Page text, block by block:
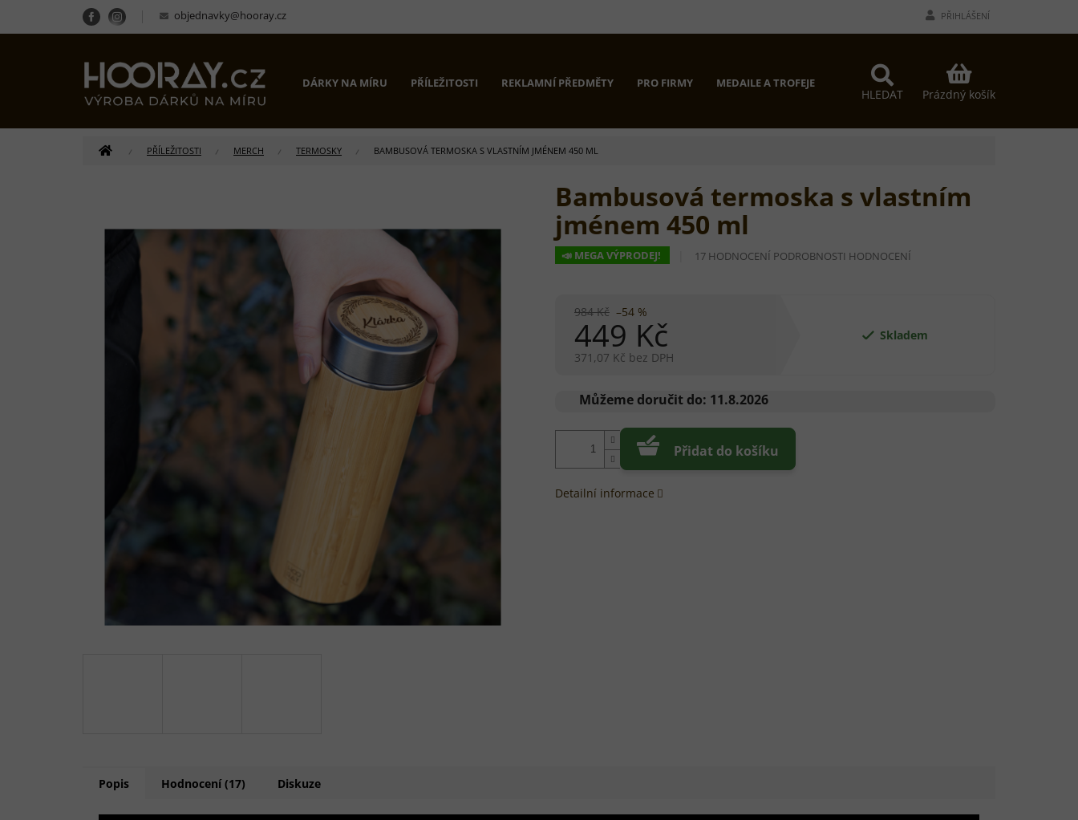
obsah
objednavky@hooray.cz PŘIHLÁŠENÍ
HLEDAT
NÁKUPNÍ
KOŠÍK
Prázdný košík
DÁRKY NA MÍRU PŘÍLEŽITOSTI REKLAMNÍ PŘEDMĚTY PRO FIRMY MEDAILE A TROFEJE PROČ MY? KONTAKTY
DOMŮ PŘÍLEŽITOSTI MERCH TERMOSKY BAMBUSOVÁ TERMOSKA S VLASTNÍM JMÉNEM 450 ML
Bambusová termoska s vlastním
jménem 450 ml
📣 MEGA VÝPRODEJ!
PRŮMĚRNÉ
17 HODNOCENÍ PODROBNOSTI HODNOCENÍ
984 Kč –54 %
449 Kč
371,07 Kč bez DPH
cena:
Skladem
Můžeme doručit do: 11.8.2026
Přidat do košíku
Detailní informace
Popis Hodnocení (17) Diskuze